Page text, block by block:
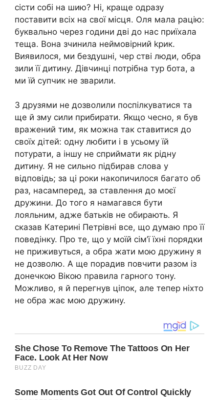
сісти собі на шию? Ні, краще одразу
поставити всіх на свої місця. Оля мала рацію:
буквально через години дві до нас приїхала
теща. Вона зчинила неймовірний kрик.
Виявилося, ми бездушні, чер стві люди, обра
зили її дитину. Дівчинці потрібна тур бота, а
ми їй супчик не зварили.
З друзями не дозволили поспілкуватися та
ще й зму сили прибирати. Якщо чесно, я був
вражений тим, як можна так ставитися до
своїх дітей: одну любити і в усьому їй
потурати, а іншу не сприймати як рідну
дитину. Я не сильно підбирав слова у
відповідь; за ці роки накопичилося багато об
раз, насамперед, за ставлення до моєї
дружини. До того я намагався бути
лояльним, адже батьків не обирають. Я
сказав Катерині Петрівні все, що думаю про її
поведінку. Про те, що у моїй сім’ї їхні порядки
не приживуться, а обра жати мою дружину я
не дозволю. А ще порадив повчити разом із
донечкою Вікою правила гарного тону.
Можливо, я й перегнув ціпок, але тепер ніхто
не обра жає мою дружину.